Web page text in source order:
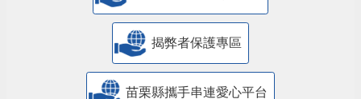
揭弊者保護專區
苗栗縣攜手串連愛心平台